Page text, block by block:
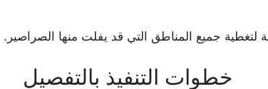
خطوات التنفيذ بالتفصيل